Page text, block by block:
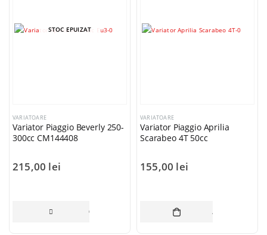
STOC EPUIZAT
VARIATOARE
Variator Piaggio Beverly 250-
300cc CM144408
215,00 lei
CITEȘTE MAI MULT
VARIATOARE
Variator Piaggio Aprilia
Scarabeo 4T 50cc
155,00 lei
ADAUGĂ ÎN COȘ